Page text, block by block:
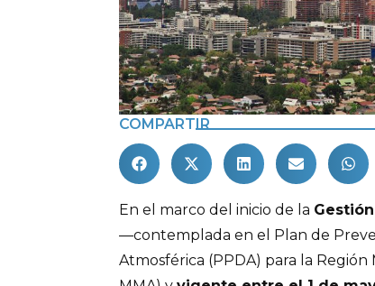
COMPARTIR
En el marco del inicio de la
—contemplada en el Plan de
Atmosférica (PPDA) para la Región